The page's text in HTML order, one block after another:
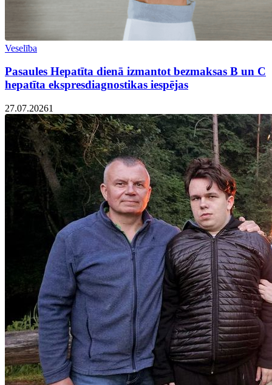
Veselība
Pasaules Hepatīta dienā izmantot bezmaksas B un C
hepatīta ekspresdiagnostikas iespējas
27.07.20261